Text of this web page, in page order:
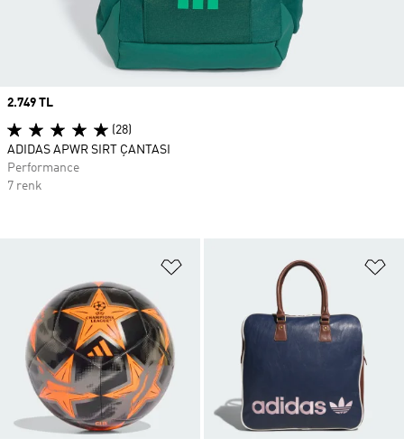
Favori Listesine Ekle
Price
2.749 TL
(28)
ADIDAS APWR SIRT ÇANTASI
Performance
7 renk